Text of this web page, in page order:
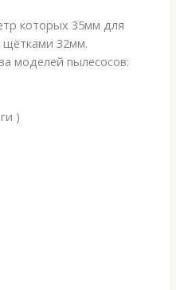
которых 35мм для
щётками 32мм.
моделей пылесосов:
)